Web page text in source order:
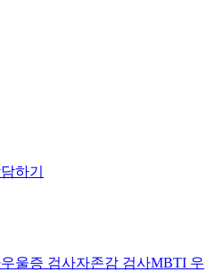
하기
우울증 검사자존감 검사MBTI 우